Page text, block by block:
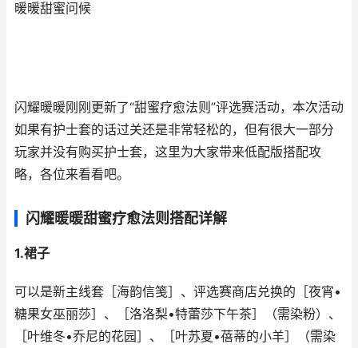
暖暖甜蜜问候
闪耀暖暖刚刚更新了“甜蜜疗愈法则”评选赛活动，本次活动
如果有护士套的话过关还是非常轻松的，但有很大一部分
玩家并没有购买护士套，这里为大家带来低配版搭配攻
略，各位来看看吧。
闪耀暖暖甜蜜疗愈法则搭配详解
1.裙子
可以是新主线套［海韵信笺］、评选赛商店兑换的［夜宵•
糖果女巫丽莎］、［洛洛梨•特蕾莎下午茶］（需染粉）、
［叶维冬•乔尼的花园］、［叶苏夏•蓓蒂的小羊］（需染